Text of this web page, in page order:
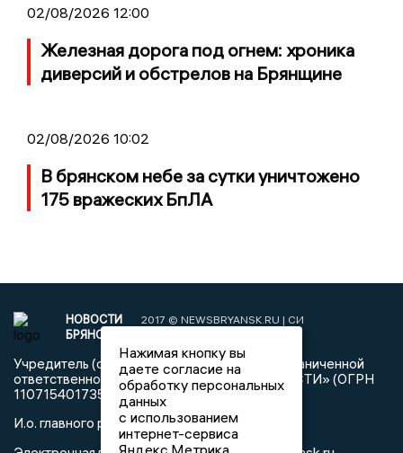
02/08/2026 12:00
Железная дорога под огнем: хроника
диверсий и обстрелов на Брянщине
02/08/2026 10:02
В брянском небе за сутки уничтожено
175 вражеских БпЛА
НОВОСТИ
БРЯНСКА
2017 © NEWSBRYANSK.RU | СИ
Учредитель (соучредители): Общество с ограниченной
ответственностью «РЕГИОНАЛЬНЫЕ НОВОСТИ» (ОГРН
1107154017354)
И.о. главного редактора Карпухин А.А.
Нажимая кнопку вы
даете согласие на
обработку персональных
данных
с использованием
интернет-сервиса
Яндекс.Метрика,